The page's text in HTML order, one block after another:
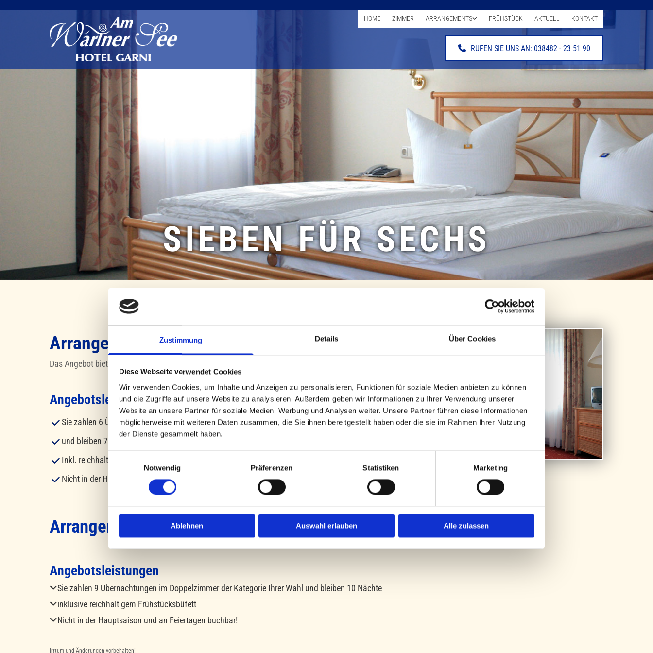
Zustimmung Details Über Cookies
Diese Webseite verwendet Cookies
Wir verwenden Cookies, um Inhalte und Anzeigen zu personalisieren, Funktionen für soziale Medien anbieten zu können
und die Zugriffe auf unsere Website zu analysieren. Außerdem geben wir Informationen zu Ihrer Verwendung unserer
Website an unsere Partner für soziale Medien, Werbung und Analysen weiter. Unsere Partner führen diese Informationen
möglicherweise mit weiteren Daten zusammen, die Sie ihnen bereitgestellt haben oder die sie im Rahmen Ihrer Nutzung
der Dienste gesammelt haben.
Einwilligungsauswahl
Notwendig
Präferenzen Statistiken Marketing
Ablehnen Auswahl erlauben Alle zulassen
HOME ZIMMER ARRANGEMENTS FRÜHSTÜCK AKTUELL KONTAKT
RUFEN SIE UNS AN: 038482 - 23 51 90
SIEBEN FÜR SECHS
Arrangement "7 buchen = 6 bezahlen"
Das Angebot bietet 7 Übernachtungen zum Preis von 6 Nächten inklusive reichhaltigem Frühstücksbüfett.
Angebotsleistungen
Sie zahlen 6 Übernachtungen im Doppelzimmer der Kategorie Ihrer Wahl
und bleiben 7 Nächte
Inkl. reichhaltigem Frühstücksbüfett
Nicht in der Hauptsaison und an Feiertagen buchbar!
Arrangement "10 buchen = 9 bezahlen"
Angebotsleistungen
Sie zahlen 9 Übernachtungen im Doppelzimmer der Kategorie Ihrer Wahl und bleiben 10 Nächte
inklusive reichhaltigem Frühstücksbüfett
Nicht in der Hauptsaison und an Feiertagen buchbar!
Irrtum und Änderungen vorbehalten!